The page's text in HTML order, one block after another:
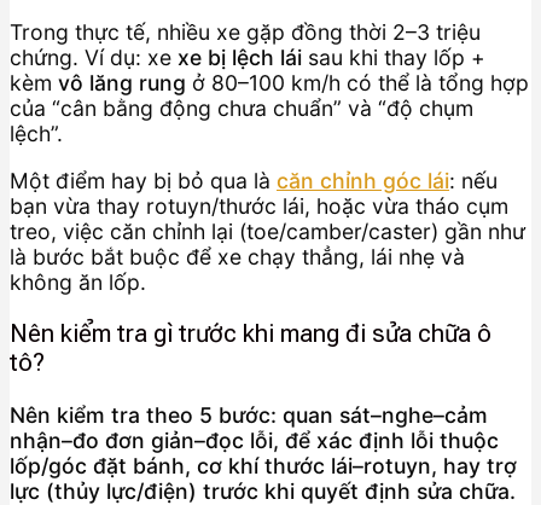
Trong thực tế, nhiều xe gặp đồng thời 2–3 triệu
chứng. Ví dụ: xe xe bị lệch lái sau khi thay lốp +
kèm vô lăng rung ở 80–100 km/h có thể là tổng hợp
của “cân bằng động chưa chuẩn” và “độ chụm
lệch”.
Một điểm hay bị bỏ qua là căn chỉnh góc lái: nếu
bạn vừa thay rotuyn/thước lái, hoặc vừa tháo cụm
treo, việc căn chỉnh lại (toe/camber/caster) gần như
là bước bắt buộc để xe chạy thẳng, lái nhẹ và
không ăn lốp.
Nên kiểm tra gì trước khi mang đi sửa chữa ô
tô?
Nên kiểm tra theo 5 bước: quan sát–nghe–cảm
nhận–đo đơn giản–đọc lỗi, để xác định lỗi thuộc
lốp/góc đặt bánh, cơ khí thước lái–rotuyn, hay trợ
lực (thủy lực/điện) trước khi quyết định sửa chữa.